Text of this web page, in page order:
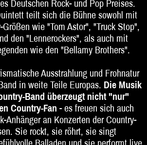
Deutschen Rock- und Pop Preises.
teilt sich die Bühne sowohl mit
wie "Tom Astor", "Truck Stop",
den "Lennerockers", als auch mit
wie den "Bellamy Brothers".
Ausstrahlung und Frohnatur
in weite Teile Europas. Die Musik
Band überzeugt nicht "nur"
Country-Fan - es freuen sich auch
Anhänger an Konzerten der Country-
Sie rockt, sie röhrt, sie singt